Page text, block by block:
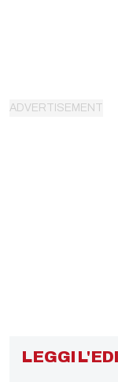
LEGGI